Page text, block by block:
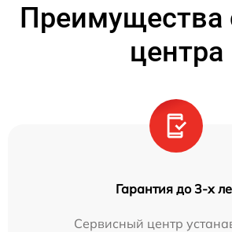
Преимущества
центра
Гарантия до 3-х
Сервисный центр